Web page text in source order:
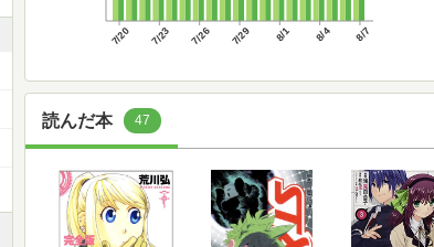
7/20 7/23 7/26 7/29 8/1 8/4 8/7
読んだ本 47